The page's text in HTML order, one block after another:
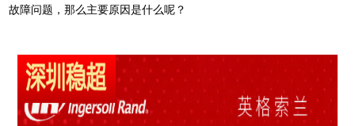
故障问题，那么主要原因是什么呢？